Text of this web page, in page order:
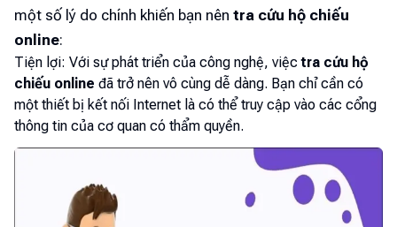
một số lý do chính khiến bạn nên tra cứu hộ chiếu
online:
Tiện lợi: Với sự phát triển của công nghệ, việctra cứu hộ
chiếu online đã trở nên vô cùng dễ dàng. Bạn chỉ cần có
một thiết bị kết nối Internet là có thể truy cập vào các cổng
thông tin của cơ quan có thẩm quyền.